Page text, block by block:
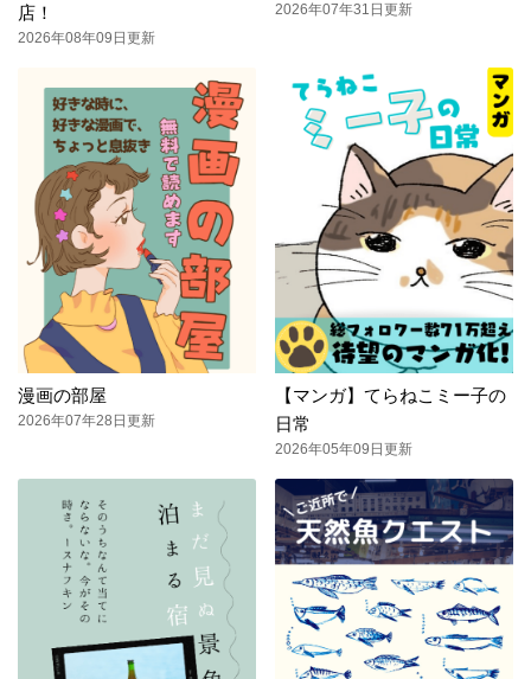
店！
2026年08年09日更新
2026年07年31日更新
漫画の部屋
2026年07年28日更新
【マンガ】てらねこミー子の
日常
2026年05年09日更新